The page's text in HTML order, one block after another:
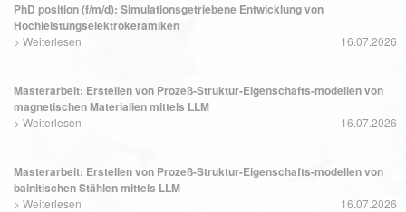
PhD position (f/m/d): Simulationsgetriebene Entwicklung von
Hochleistungselektrokeramiken
> Weiterlesen 16.07.2026
Masterarbeit: Erstellen von Prozeß-Struktur-Eigenschafts-modellen von
magnetischen Materialien mittels LLM
> Weiterlesen 16.07.2026
Masterarbeit: Erstellen von Prozeß-Struktur-Eigenschafts-modellen von
bainitischen Stählen mittels LLM
> Weiterlesen 16.07.2026